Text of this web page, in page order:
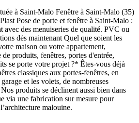
à Saint-Malo Fenêtre à Saint-Malo (35)
Pose de porte et fenêtre à Saint-Malo :
avec des menuiseries de qualité. PVC ou
dès maintenant Quel que soient les
maison ou votre appartement,
produits, fenêtres, portes d'entrée,
se porte votre projet ?* Êtes-vous déjà
classiques aux portes-fenêtres, en
et les volets, de nombreuses
produits se déclinent aussi bien dans
via une fabrication sur mesure pour
malouine.